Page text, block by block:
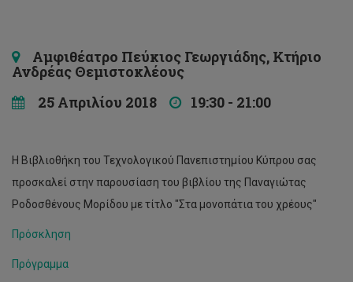
Αμφιθέατρο Πεύκιος Γεωργιάδης, Κτήριο
Ανδρέας Θεμιστοκλέους
25 Απριλίου 2018
19:30 - 21:00
Η Βιβλιοθήκη του Τεχνολογικού Πανεπιστημίου Κύπρου σας
προσκαλεί στην παρουσίαση του βιβλίου της Παναγιώτας
Ροδοσθένους Μορίδου με τίτλο "Στα μονοπάτια του χρέους"
Πρόσκληση
Πρόγραμμα